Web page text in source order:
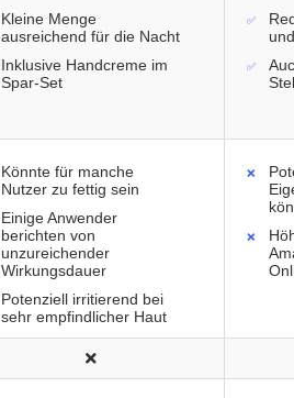
Kleine Menge
ausreichend für die Nacht
Inklusive Handcreme im
Spar-Set
Könnte für manche
Nutzer zu fettig sein
Einige Anwender
berichten von
unzureichender
Wirkungsdauer
Potenziell irritierend bei
sehr empfindlicher Haut